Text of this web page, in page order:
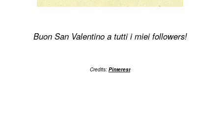
Buon San Valentino a tutti i miei followers!
Credits: Pinterest